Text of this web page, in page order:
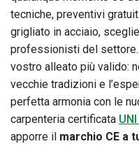
tecniche, preventivi
grigliato in acciaio,
professionisti del
vostro alleato più valido:
vecchie tradizioni e
perfetta armonia con le
carpenteria certificata
apporre il marchio CE a